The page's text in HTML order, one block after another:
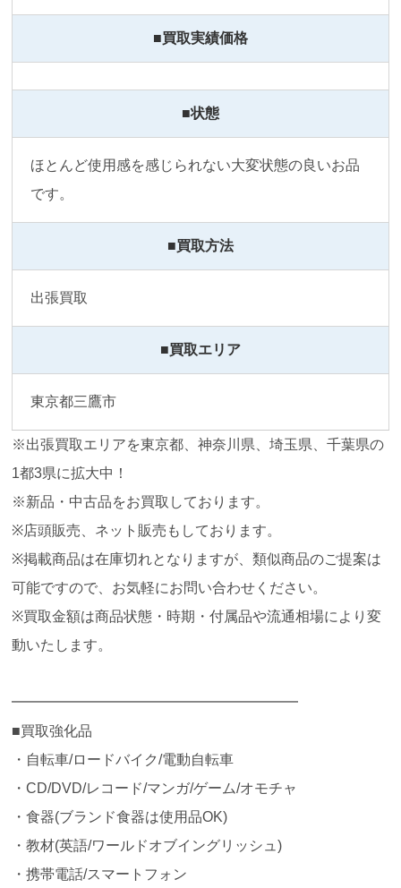
■買取実績価格
■状態
ほとんど使用感を感じられない大変状態の良いお品
です。
■買取方法
出張買取
■買取エリア
東京都三鷹市
※出張買取エリアを東京都、神奈川県、埼玉県、千葉県の
1都3県に拡大中！
※新品・中古品をお買取しております。
※店頭販売、ネット販売もしております。
※掲載商品は在庫切れとなりますが、類似商品のご提案は
可能ですので、お気軽にお問い合わせください。
※買取金額は商品状態・時期・付属品や流通相場により変
動いたします。
━━━━━━━━━━━━━━━━━━━━
■買取強化品
・自転車/ロードバイク/電動自転車
・CD/DVD/レコード/マンガ/ゲーム/オモチャ
・食器(ブランド食器は使用品OK)
・教材(英語/ワールドオブイングリッシュ)
・携帯電話/スマートフォン